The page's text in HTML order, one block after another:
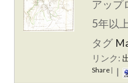
アップ
5年以
タグ
リンク:
Share |